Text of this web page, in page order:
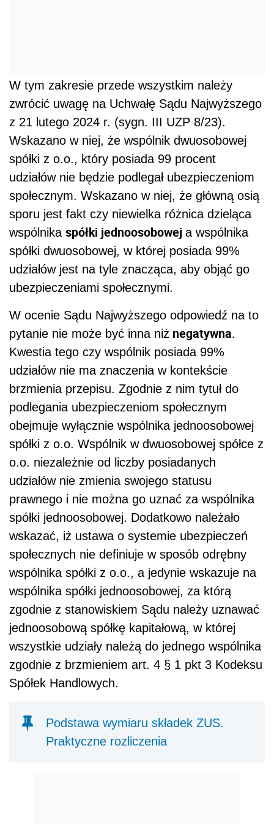
W tym zakresie przede wszystkim należy
zwrócić uwagę na Uchwałę Sądu Najwyższego
z 21 lutego 2024 r. (sygn. III UZP 8/23).
Wskazano w niej, że wspólnik dwuosobowej
spółki z o.o., który posiada 99 procent
udziałów nie będzie podlegał ubezpieczeniom
społecznym. Wskazano w niej, że główną osią
sporu jest fakt czy niewielka różnica dzieląca
wspólnika spółki jednoosobowej a wspólnika
spółki dwuosobowej, w której posiada 99%
udziałów jest na tyle znacząca, aby objąć go
ubezpieczeniami społecznymi.
W ocenie Sądu Najwyższego odpowiedź na to
pytanie nie może być inna niż negatywna.
Kwestia tego czy wspólnik posiada 99%
udziałów nie ma znaczenia w kontekście
brzmienia przepisu. Zgodnie z nim tytuł do
podlegania ubezpieczeniom społecznym
obejmuje wyłącznie wspólnika jednoosobowej
spółki z o.o. Wspólnik w dwuosobowej spółce z
o.o. niezależnie od liczby posiadanych
udziałów nie zmienia swojego statusu
prawnego i nie można go uznać za wspólnika
spółki jednoosobowej. Dodatkowo należało
wskazać, iż ustawa o systemie ubezpieczeń
społecznych nie definiuje w sposób odrębny
wspólnika spółki z o.o., a jedynie wskazuje na
wspólnika spółki jednoosobowej, za którą
zgodnie z stanowiskiem Sądu należy uznawać
jednoosobową spółkę kapitałową, w której
wszystkie udziały należą do jednego wspólnika
zgodnie z brzmieniem art. 4 § 1 pkt 3 Kodeksu
Spółek Handlowych.
Podstawa wymiaru składek ZUS.
Praktyczne rozliczenia